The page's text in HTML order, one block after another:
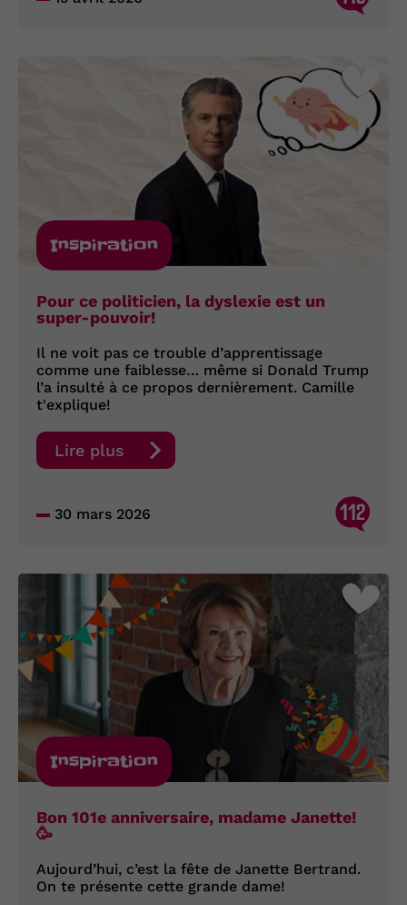
Inspiration
Pour ce politicien, la dyslexie est un
super-pouvoir!
Il ne voit pas ce trouble d’apprentissage
comme une faiblesse… même si Donald Trump
l’a insulté à ce propos dernièrement. Camille
t'explique!
Lire plus
30 mars 2026 112
Inspiration
Bon 101e anniversaire, madame Janette!
🥳
Aujourd’hui, c’est la fête de Janette Bertrand.
On te présente cette grande dame!